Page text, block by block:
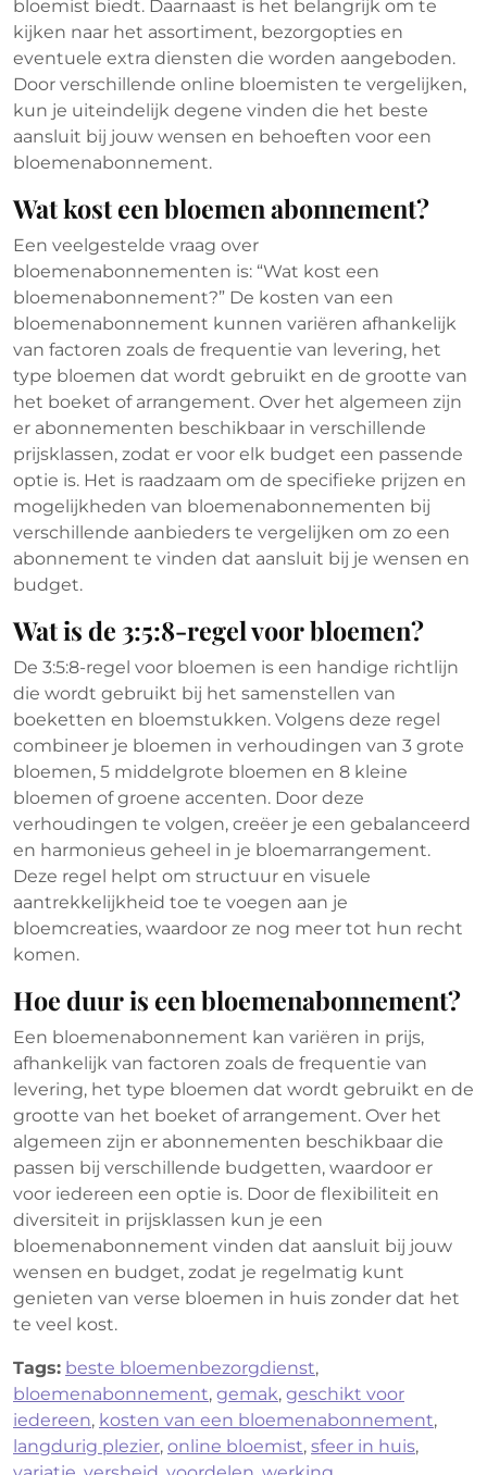
bloemist biedt. Daarnaast is het belangrijk om te
kijken naar het assortiment, bezorgopties en
eventuele extra diensten die worden aangeboden.
Door verschillende online bloemisten te vergelijken,
kun je uiteindelijk degene vinden die het beste
aansluit bij jouw wensen en behoeften voor een
bloemenabonnement.
Wat kost een bloemen abonnement?
Een veelgestelde vraag over
bloemenabonnementen is: “Wat kost een
bloemenabonnement?” De kosten van een
bloemenabonnement kunnen variëren afhankelijk
van factoren zoals de frequentie van levering, het
type bloemen dat wordt gebruikt en de grootte van
het boeket of arrangement. Over het algemeen zijn
er abonnementen beschikbaar in verschillende
prijsklassen, zodat er voor elk budget een passende
optie is. Het is raadzaam om de specifieke prijzen en
mogelijkheden van bloemenabonnementen bij
verschillende aanbieders te vergelijken om zo een
abonnement te vinden dat aansluit bij je wensen en
budget.
Wat is de 3:5:8-regel voor bloemen?
De 3:5:8-regel voor bloemen is een handige richtlijn
die wordt gebruikt bij het samenstellen van
boeketten en bloemstukken. Volgens deze regel
combineer je bloemen in verhoudingen van 3 grote
bloemen, 5 middelgrote bloemen en 8 kleine
bloemen of groene accenten. Door deze
verhoudingen te volgen, creëer je een gebalanceerd
en harmonieus geheel in je bloemarrangement.
Deze regel helpt om structuur en visuele
aantrekkelijkheid toe te voegen aan je
bloemcreaties, waardoor ze nog meer tot hun recht
komen.
Hoe duur is een bloemenabonnement?
Een bloemenabonnement kan variëren in prijs,
afhankelijk van factoren zoals de frequentie van
levering, het type bloemen dat wordt gebruikt en de
grootte van het boeket of arrangement. Over het
algemeen zijn er abonnementen beschikbaar die
passen bij verschillende budgetten, waardoor er
voor iedereen een optie is. Door de flexibiliteit en
diversiteit in prijsklassen kun je een
bloemenabonnement vinden dat aansluit bij jouw
wensen en budget, zodat je regelmatig kunt
genieten van verse bloemen in huis zonder dat het
te veel kost.
Tags: beste bloemenbezorgdienst,
bloemenabonnement, gemak, geschikt voor
iedereen, kosten van een bloemenabonnement,
langdurig plezier, online bloemist, sfeer in huis,